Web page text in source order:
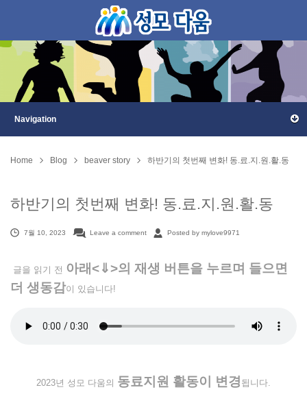
Home Blog beaver story 하반기의 첫번째 변화! 동.료.지.원.활.동
하반기의 첫번째 변화! 동.료.지.원.활.동
7월 10, 2023 Leave a comment Posted by mylove9971
글을 읽기 전 아래<⇓>의 재생 버튼을 누르며 들으면
더 생동감이 있습니다!
2023년 성모 다움의 동료지원 활동이 변경 됩니다.